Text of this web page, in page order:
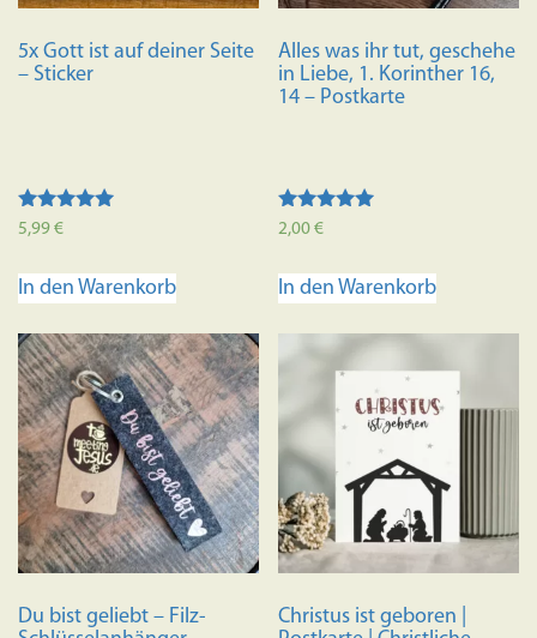
5x Gott ist auf deiner Seite
– Sticker
Bewertet mit
5,99€
In den Warenkorb
Alles was ihr tut, geschehe
in Liebe, 1. Korinther 16,
14 – Postkarte
Bewertet mit
2,00€
In den Warenkorb
Du bist geliebt – Filz-
Christus ist geboren |